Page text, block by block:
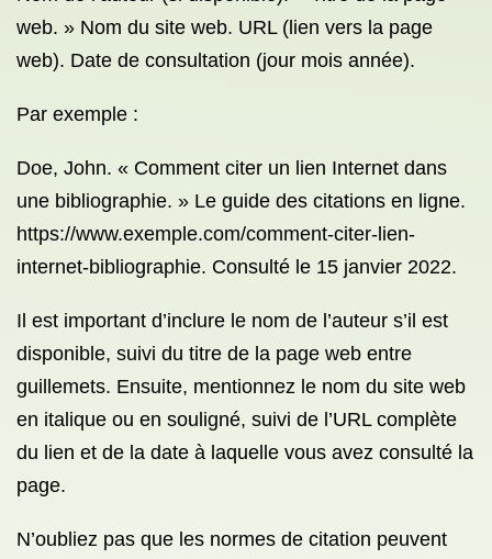
web. » Nom du site web. URL (lien vers la page
web). Date de consultation (jour mois année).
Par exemple :
Doe, John. « Comment citer un lien Internet dans
une bibliographie. » Le guide des citations en ligne.
https://www.exemple.com/comment-citer-lien-
internet-bibliographie. Consulté le 15 janvier 2022.
Il est important d’inclure le nom de l’auteur s’il est
disponible, suivi du titre de la page web entre
guillemets. Ensuite, mentionnez le nom du site web
en italique ou en souligné, suivi de l’URL complète
du lien et de la date à laquelle vous avez consulté la
page.
N’oubliez pas que les normes de citation peuvent